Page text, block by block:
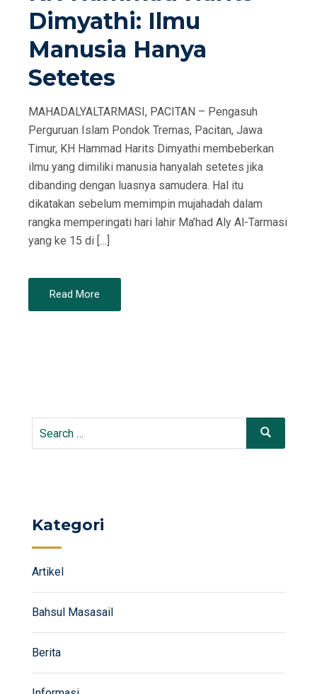
N
Dimyathi: Ilmu
Manusia Hanya
Setetes
MAHADALYALTARMASI, PACITAN – Pengasuh
Perguruan Islam Pondok Tremas, Pacitan, Jawa
Timur, KH Hammad Harits Dimyathi membeberkan
ilmu yang dimiliki manusia hanyalah setetes jika
dibanding dengan luasnya samudera. Hal itu
dikatakan sebelum memimpin mujahadah dalam
rangka memperingati hari lahir Ma’had Aly Al-Tarmasi
yang ke 15 di […]
Read More
Search
Search
Kategori
Artikel
Bahsul Masasail
Berita